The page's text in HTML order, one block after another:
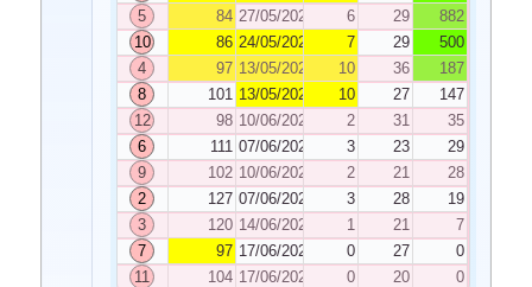
5
84 27/05/2022 6 29
882
10
86 24/05/2022 7 29
500
4
97 13/05/2022 10 36
187
8
101 13/05/2022 10 27
147
12
98 10/06/2022 2 31
35
6
111 07/06/2022 3 23
29
9
102 10/06/2022 2 21
28
2
127 07/06/2022 3 28
19
3
120 14/06/2022 1 21
7
7
97 17/06/2022 0 27
0
11
104 17/06/2022 0 20 0